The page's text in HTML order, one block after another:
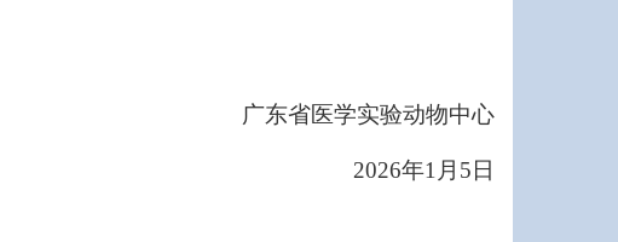
广东省医学实验动物中心
2026年1月5日